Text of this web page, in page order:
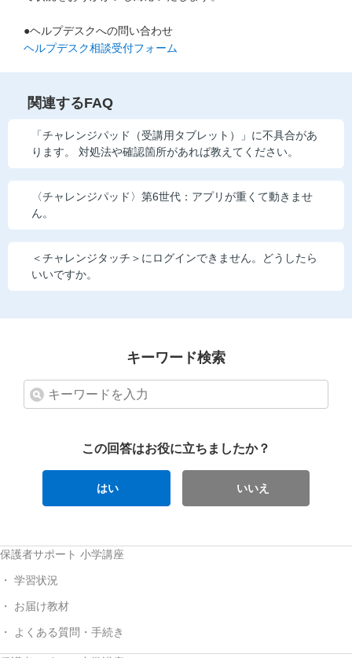
こどもちゃれんじ
進研ゼミ 中学講座
進研ゼミ 中学講座 中高一貫
進研ゼミ 高校講座
進研ゼミ小学講座のご紹介はこちら
●ヘルプデスクへの問い合わせ
ヘルプデスク相談受付フォーム
関連するFAQ
「チャレンジパッド（受講用タブレット）」に不具合があ
ります。 対処法や確認箇所があれば教えてください。
〈チャレンジパッド〉第6世代：アプリが重くて動きませ
ん。
＜チャレンジタッチ＞にログインできません。どうしたら
いいですか。
キーワード検索
この回答はお役に立ちましたか？
はい いいえ
保護者サポート 小学講座
学習状況
お届け教材
よくある質問・手続き